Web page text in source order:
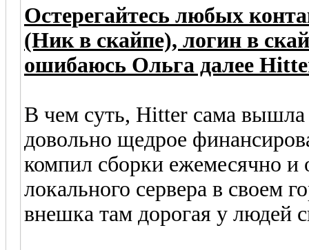
Остерегайтесь любых
(Ник в скайпе), логин в
ошибаюсь Ольга далее
В чем суть, Hitter сама
довольно щедрое
компил сборки ежемесячно и
локального сервера в своем
внешка там дорогая у людей